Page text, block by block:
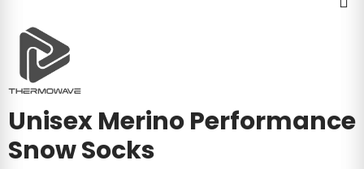
Unisex Merino Performance
Snow Socks